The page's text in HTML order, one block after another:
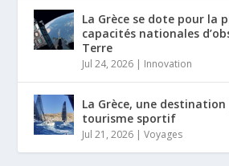
La Grèce se dote pour la
capacités nationales
Terre
Jul 24, 2026 | Innovation
La Grèce, une
tourisme sportif
Jul 21, 2026 |Voyages